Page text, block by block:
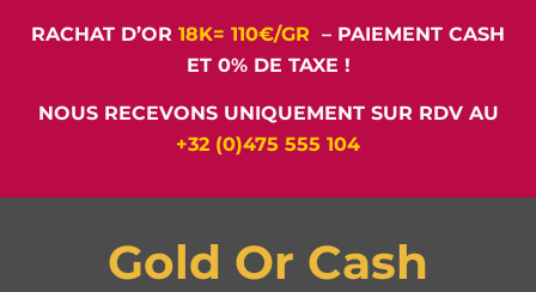
RACHAT D’OR 18K= 110€/GR – PAIEMENT CASH
ET 0% DE TAXE !
NOUS RECEVONS UNIQUEMENT SUR RDV AU
+32 (0)475 555 104
Gold Or Cash